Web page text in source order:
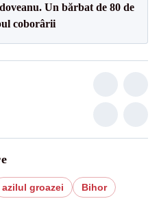
Un bărbat de 80 de
coborârii
azilul groazei
Bihor